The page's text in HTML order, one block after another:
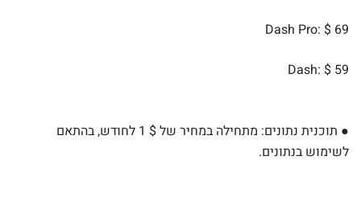
Dash Pro: $ 69
Dash: $ 59
● תוכנית נתונים: מתחילה במחיר של $ 1 לחודש, בהתאם
לשימוש בנתונים.